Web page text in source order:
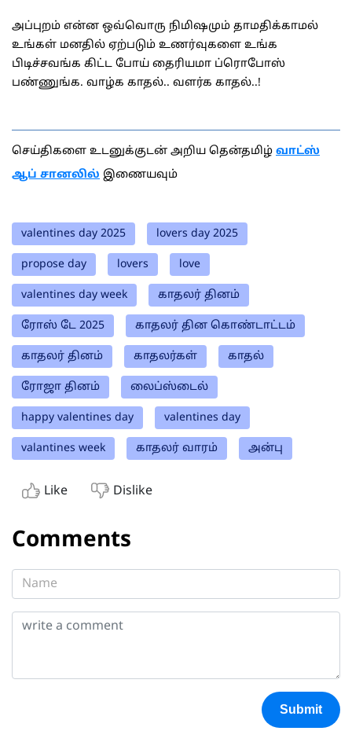
அப்புறம் என்ன ஒவ்வொரு நிமிஷமும் தாமதிக்காமல்
உங்கள் மனதில் ஏற்படும் உணர்வுகளை உங்க
பிடிச்சவங்க கிட்ட போய் தைரியமா ப்ரொபோஸ்
பண்ணுங்க. வாழ்க காதல்.. வளர்க காதல்..!
செய்திகளை உடனுக்குடன் அறிய தென்தமிழ் வாட்ஸ்
ஆப் சானலில் இணையவும்
valentines day 2025 lovers day 2025
propose day lovers love
valentines day week காதலர் தினம்
ரோஸ் டே 2025 காதலர் தின கொண்டாட்டம்
காதலர் தினம் காதலர்கள் காதல்
ரோஜா தினம் லைப்ஸ்டைல்
happy valentines day valentines day
valantines week காதலர் வாரம் அன்பு
Like Dislike
Comments
Submit